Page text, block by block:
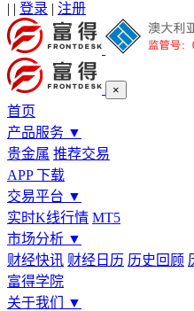
| | 登录 | 注册
×
首页
产品服务 ▼
贵金属 推荐交易
APP 下载
交易平台 ▼
实时K线行情 MT5
市场分析 ▼
财经快讯 财经日历 历史回顾
富得学院
关于我们
▼